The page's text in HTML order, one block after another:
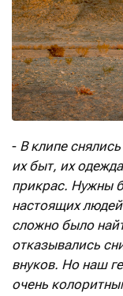
- В клипе
их быт, их
прикрас. Нужны
настоящих
сложно было
отказывались
внуков. Но наш
очень